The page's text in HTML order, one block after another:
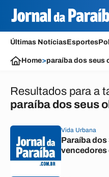
Últimas NotíciasEsportes
Home>paraíba dos seus
Resultados para a
paraíba dos seus
Vida Urbana
Paraíba
vencedores